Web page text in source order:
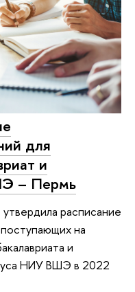
для
и
– Пермь
расписание
на
и
НИУ ВШЭ в 2022